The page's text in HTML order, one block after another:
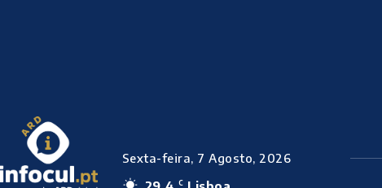
Sexta-feira, 7 Agosto, 2026
C